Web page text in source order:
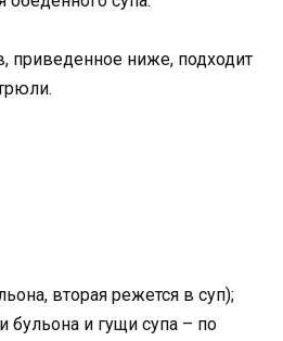
приведенное ниже, подходит
вторая режется в суп);
бульона и гущи супа – по